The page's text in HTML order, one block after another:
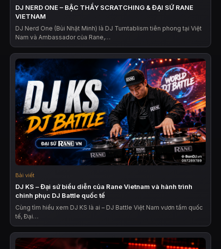
DJ NERD ONE – BẬC THẦY SCRATCHING & ĐẠI SỨ RANE
VIETNAM
DJ Nerd One (Bùi Nhật Minh) là DJ Turntablism tiên phong tại Việt
Nam và Ambassador của Rane,…
Bài viết
DJ KS – Đại sứ biểu diễn của Rane Vietnam và hành trình
chinh phục DJ Battle quốc tế
Cùng tìm hiểu xem DJ KS là ai – DJ Battle Việt Nam vươn tầm quốc
tế, Đại…